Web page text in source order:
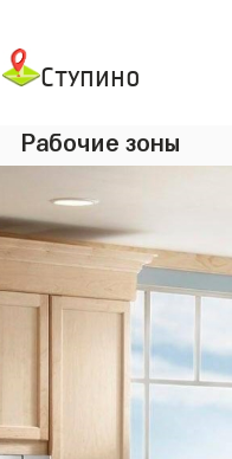
Ступино
Рабочие зоны